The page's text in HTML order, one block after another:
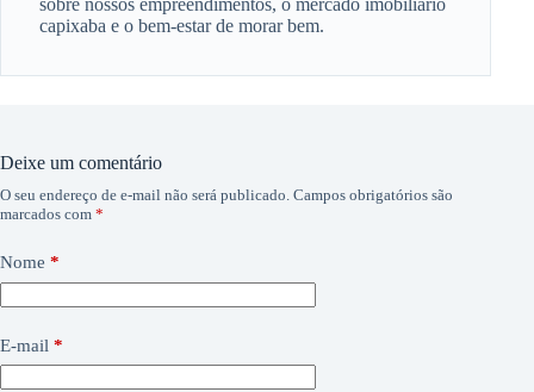
sobre nossos empreendimentos, o mercado imobiliário
capixaba e o bem-estar de morar bem.
Deixe um comentário
O seu endereço de e-mail não será publicado. Campos obrigatórios são
marcados com *
Nome *
E-mail *